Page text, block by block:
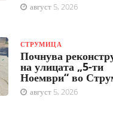
август 5, 2026
СТРУМИЦА
Почнува
на улицата „5-ти
Ноември“ во
август 5, 2026